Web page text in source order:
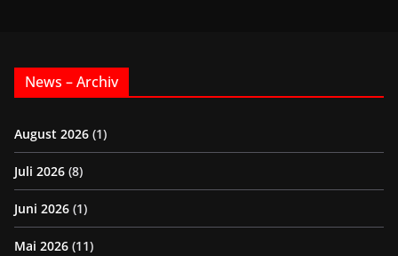
News – Archiv
August 2026 (1)
Juli 2026 (8)
Juni 2026 (1)
Mai 2026 (11)